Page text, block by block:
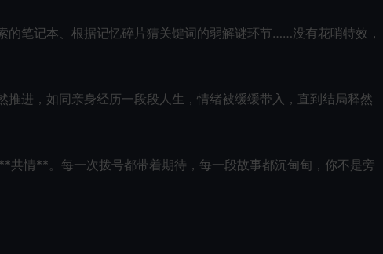
笔记本、根据记忆碎片猜关键词的弱解谜环节……没有花哨特效，
进，如同亲身经历一段段人生，情绪被缓缓带入，直到结局释然
情**。每一次拨号都带着期待，每一段故事都沉甸甸，你不是旁